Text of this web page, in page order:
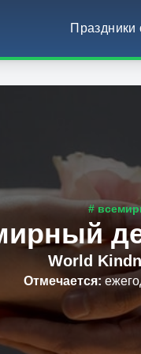
Праздники
#
World
Отмечается: